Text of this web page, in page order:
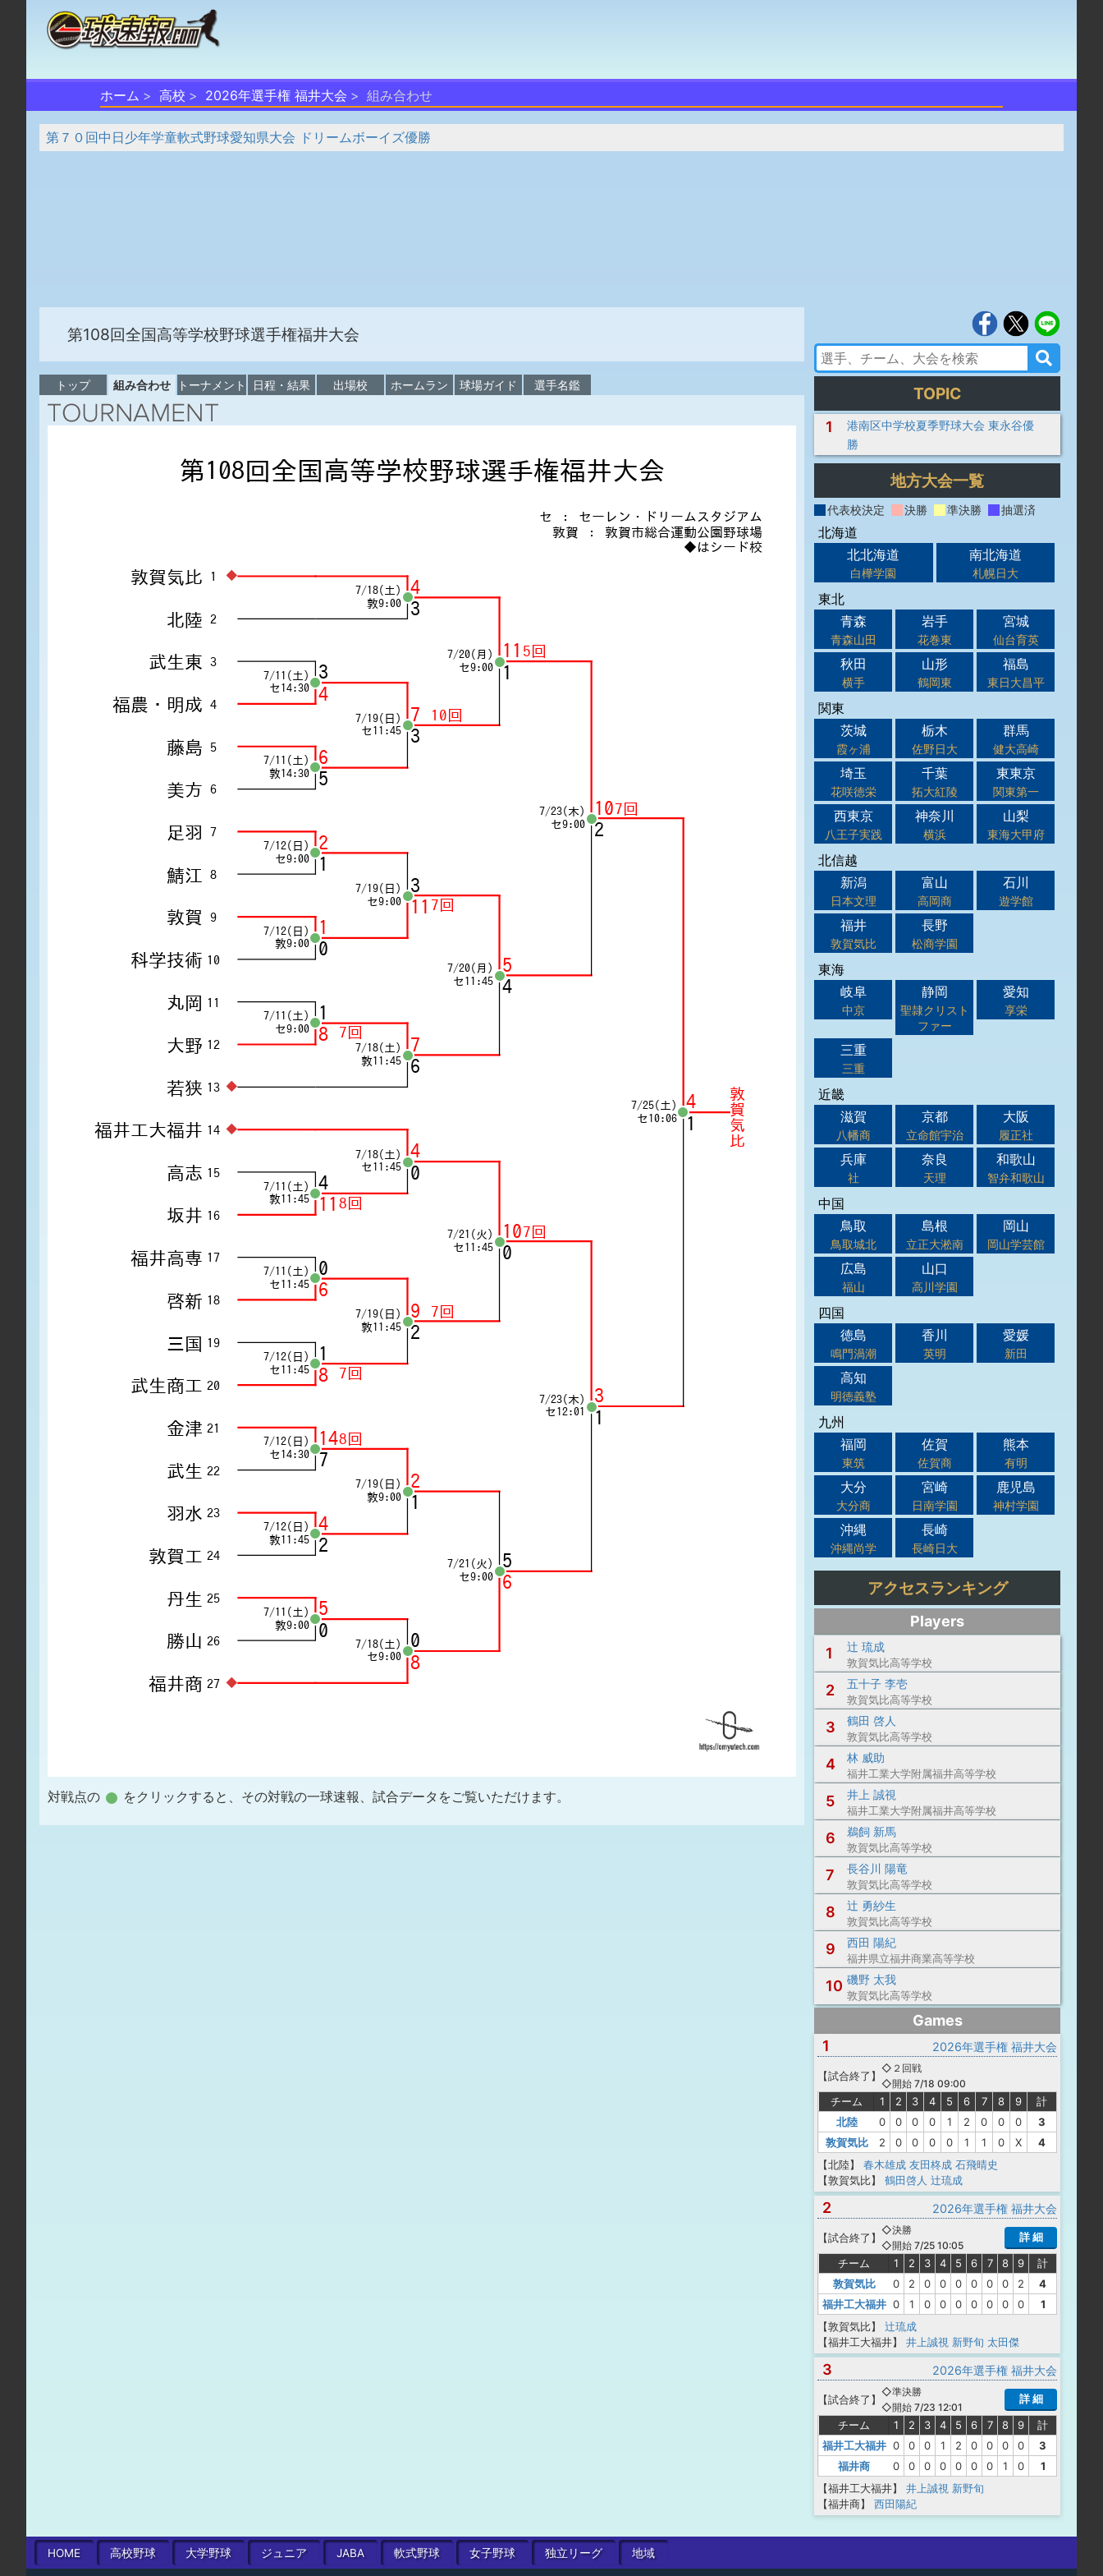
ホーム 高校 2026年選手権 福井大会 組み合わせ
第７０回中日少年学童軟式野球愛知県大会 ドリームボーイズ優勝
第108回全国高等学校野球選手権福井大会
トップ 組み合わせ トーナメント 日程・結果 出場校 ホームラン 球場ガイド 選手名鑑
対戦点の をクリックすると、その対戦の一球速報、試合データをご覧いただけます。
TOPIC
1
港南区中学校夏季野球大会 東永谷優
勝
地方大会一覧
代表校決定 決勝 準決勝 抽選済
北海道
北北海道
白樺学園
南北海道
札幌日大
東北
青森
青森山田
岩手
花巻東
宮城
仙台育英
秋田
横手
山形
鶴岡東
福島
東日大昌平
関東
茨城
霞ヶ浦
栃木
佐野日大
群馬
健大高崎
埼玉
花咲徳栄
千葉
拓大紅陵
東東京
関東第一
西東京
八王子実践
神奈川
横浜
山梨
東海大甲府
北信越
新潟
日本文理
富山
高岡商
石川
遊学館
福井
敦賀気比
長野
松商学園
東海
岐阜
中京
静岡
聖隷クリスト
ファー
愛知
享栄
三重
三重
近畿
滋賀
八幡商
京都
立命館宇治
大阪
履正社
兵庫
社
奈良
天理
和歌山
智弁和歌山
中国
鳥取
鳥取城北
島根
立正大淞南
岡山
岡山学芸館
広島
福山
山口
高川学園
四国
徳島
鳴門渦潮
香川
英明
愛媛
新田
高知
明徳義塾
九州
福岡
東筑
佐賀
佐賀商
熊本
有明
大分
大分商
宮崎
日南学園
鹿児島
神村学園
沖縄
沖縄尚学
長崎
長崎日大
アクセスランキング
Players
1
辻 琉成
敦賀気比高等学校
2 五十子 李壱
敦賀気比高等学校
3 鶴田 啓人
敦賀気比高等学校
4 林 威助
福井工業大学附属福井高等学校
5 井上 誠視
福井工業大学附属福井高等学校
6 鵜飼 新馬
敦賀気比高等学校
7 長谷川 陽竜
敦賀気比高等学校
8 辻 勇紗生
敦賀気比高等学校
9 西田 陽紀
福井県立福井商業高等学校
10 磯野 太我
敦賀気比高等学校
Games
1
2026年選手権 福井大会
【試合終了 】
◇２回戦
◇開始 7/18 09:00
チーム 1 2 3 4 5 6 7 8 9
計
北陸
0 0 0 0 1 2 0 0 0
3
敦賀気比
2 0 0 0 0 1 1 0 X
4
【北陸】
春木雄成 友田柊成 石飛晴史
【敦賀気比】
鶴田啓人 辻琉成
2 2026年選手権 福井大会
【試合終了 】
◇決勝
◇開始 7/25 10:05
詳 細
チーム 1 2 3 4 5 6 7 8 9
計
敦賀気比
0 2 0 0 0 0 0 0 2
4
福井工大福井 0 1 0 0 0 0 0 0 0
1
【敦賀気比】
辻琉成
【福井工大福井】
井上誠視 新野旬 太田傑
3 2026年選手権 福井大会
【試合終了 】
◇準決勝
◇開始 7/23 12:01
詳 細
チーム 1 2 3 4 5 6 7 8 9
計
福井工大福井 0 0 0 1 2 0 0 0 0
3
福井商
0 0 0 0 0 0 0 1 0
1
【福井工大福井】
井上誠視 新野旬
【福井商】
西田陽紀
HOME 高校野球 大学野球 ジュニア JABA 軟式野球 女子野球 独立リーグ 地域